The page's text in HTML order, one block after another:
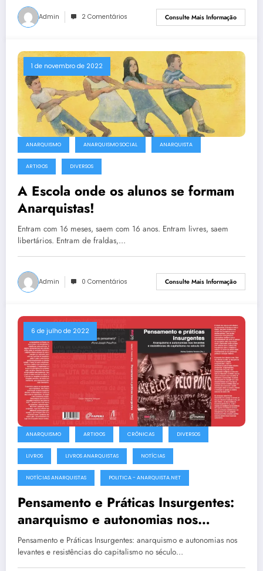
Admin 2 Comentários Consulte Mais Informação
1 de novembro de 2022
ANARQUISMO ANARQUISMO SOCIAL ANARQUISTA
ARTIGOS DIVERSOS
A Escola onde os alunos se formam
Anarquistas!
Entram com 16 meses, saem com 16 anos. Entram livres, saem
libertários. Entram de fraldas,…
Admin 0 Comentários Consulte Mais Informação
6 de julho de 2022
ANARQUISMO ARTIGOS CRÔNICAS DIVERSOS
LIVROS LIVROS ANARQUISTAS NOTÍCIAS
NOTÍCIAS ANARQUISTAS POLITICA - ANARQUISTA.NET
Pensamento e Práticas Insurgentes:
anarquismo e autonomias nos
levantes e resistências do
capitalismo no século XXI
Pensamento e Práticas Insurgentes: anarquismo e autonomias nos
levantes e resistências do capitalismo no século…